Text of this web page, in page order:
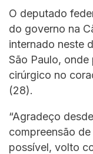
O deputado
do governo na
internado neste
São Paulo,
cirúrgico no
(28).
“Agradeço
compreensão
possível, volto